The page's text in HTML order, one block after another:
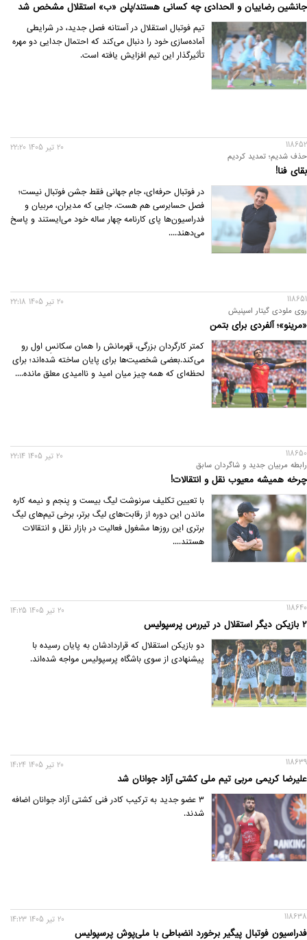
جانشین رضاییان و الحدادی چه کسانی هستند/پلن «ب» استقلال مشخص شد
تیم فوتبال استقلال در آستانه فصل جدید، در شرایطی
آماده‌سازی خود را دنبال می‌کند که احتمال جدایی دو مهره
تأثیرگذار این تیم افزایش یافته است.
118652
حذف شدیم؛ تمدید کردیم
بقای فنا!
20 تير 1405 22:20
در فوتبال حرفه‌ای، جام جهانی فقط جشن فوتبال نیست؛
فصل حسابرسی هم هست. جایی که مدیران، مربیان و
فدراسیون‌ها پای کارنامه چهار ساله خود می‌ایستند و پاسخ
می‌دهند....
118651
روی ملودی گیتار اسپنیش
«مرینو»؛ آلفردی برای بتمن
20 تير 1405 22:18
کمتر کارگردان بزرگی، قهرمانش را همان سکانسِ اول رو
می‌کند.بعضی شخصیت‌ها برای پایان ساخته شده‌اند؛ برای
لحظه‌ای که همه چیز میان امید و ناامیدی معلق مانده....
118650
رابطه مربیان جدید و شاگردان سابق
چرخه همیشه معیوب نقل و انتقالات!
20 تير 1405 22:14
با تعیین تکلیف سرنوشت لیگ بیست و پنجم و نیمه کاره
ماندن این دوره از رقابت‌های لیگ برتر، برخی تیم‌های لیگ
برتری این روزها مشغول فعالیت در بازار نقل و انتقالات
هستند....
118640
۲ بازیکن دیگر استقلال در تیررس پرسپولیس
20 تير 1405 14:25
دو بازیکن استقلال که قراردادشان به پایان رسیده با
پیشنهادی از سوی باشگاه پرسپولیس مواجه شده‌اند.
118639
علیرضا کریمی مربی تیم ملی کشتی آزاد جوانان شد
20 تير 1405 14:24
۳ عضو جدید به ترکیب کادر فنی کشتی آزاد جوانان اضافه
شدند.
118638
فدراسیون فوتبال پیگیر برخورد انضباطی با ملی‌پوش پرسپولیس
20 تير 1405 14:23